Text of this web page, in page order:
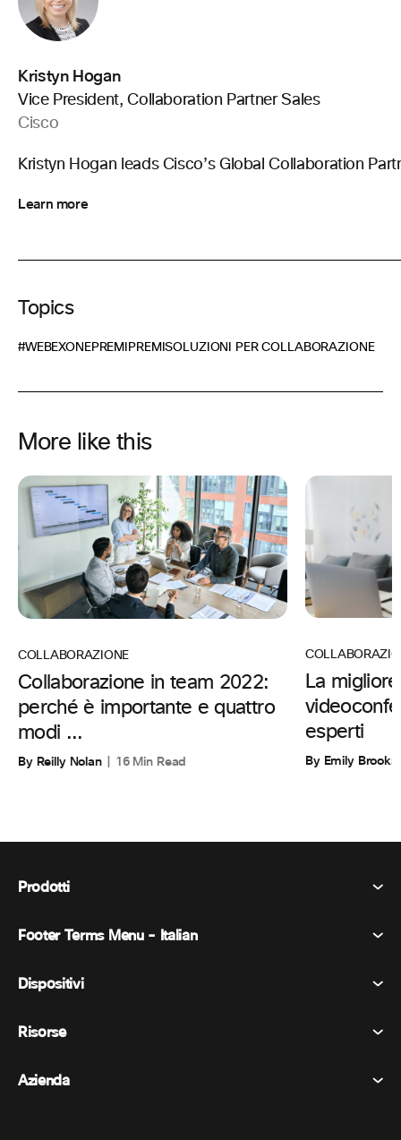
Kristyn Hogan
Vice President, Collaboration Partner Sales
Cisco
Kristyn Hogan leads Cisco’s Global Collaboration
Learn more
Topics
#WEBEXONEPREMI PREMISOLUZIONI PER COLLABORAZIONE
More like this
COLLABORAZIONE
Collaborazione in team 2022:
perché è importante e quattro
modi ...
By Reilly Nolan 16 Min Read
La
esperti
By Emily Brooks
Prodotti
Webex Suite
Messaggistica
Eventi
Footer Terms Menu - Italian
Termini e condizioni
Marchi
Dispositivi
Dispositivi della stanza
Risorse
Prezzi
Azienda